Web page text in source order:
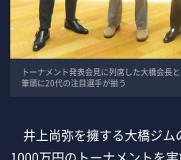
トーナメント発表会見に列席した大橋会長
筆頭に20代の注目選手が揃う
井上尚弥を擁する大橋ジム